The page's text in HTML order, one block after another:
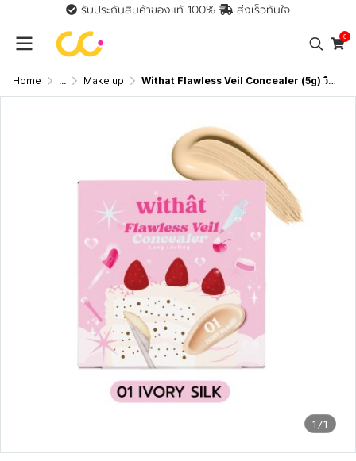
รับประกันสินค้าของแท้ 100% ส่งเร็วทันใจ
0
Home ... Make up Withat Flawless Veil Concealer (5g) วิทแทท คอนซีลเลอร์เนื้อแมตต์
1/1